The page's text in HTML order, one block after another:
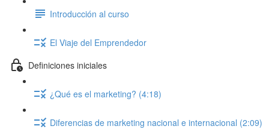
Introducción al curso
El Viaje del Emprendedor
Definiciones iniciales
¿Qué es el marketing? (4:18)
Diferencias de marketing nacional e internacional (2:09)